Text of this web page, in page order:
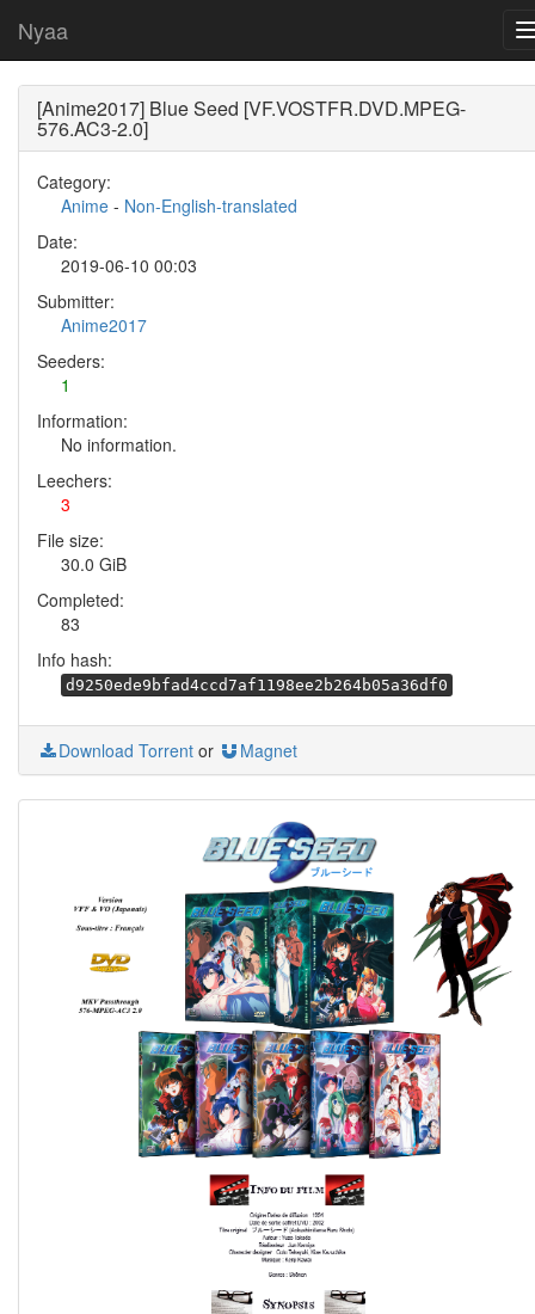
Nyaa
[Anime2017] Blue Seed [VF.VOSTFR.DVD.MPEG-
576.AC3-2.0]
Category:
Anime - Non-English-translated
Date:
2019-06-10 00:03
Submitter:
Anime2017
Seeders:
1
Information:
No information.
Leechers:
3
File size:
30.0 GiB
Completed:
83
Info hash:
d9250ede9bfad4ccd7af1198ee2b264b05a36df0
Download Torrent or Magnet